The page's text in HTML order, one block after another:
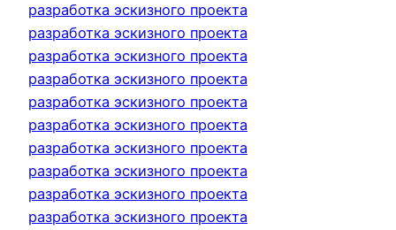
разработка эскизного проекта
разработка эскизного проекта
разработка эскизного проекта
разработка эскизного проекта
разработка эскизного проекта
разработка эскизного проекта
разработка эскизного проекта
разработка эскизного проекта
разработка эскизного проекта
разработка эскизного проекта